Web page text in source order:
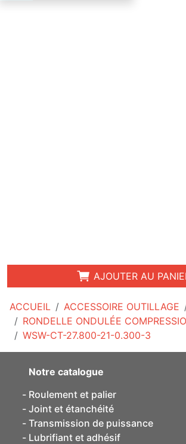
ACCUEIL ACCESSOIRE OUTILLAGE
RONDELLE ONDULÉE
WSW-CT-27.800-21-0.300-3
AJOUTER AU
Notre catalogue
Roulement et palier
Joint et étanchéité
Transmission de puissance
Lubrifiant et adhésif